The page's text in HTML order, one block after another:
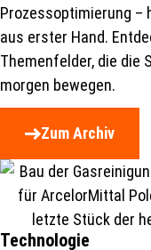
Prozessoptimierung –
aus erster Hand.
Themenfelder, die die
morgen bewegen.
Zum Archiv
Technologie